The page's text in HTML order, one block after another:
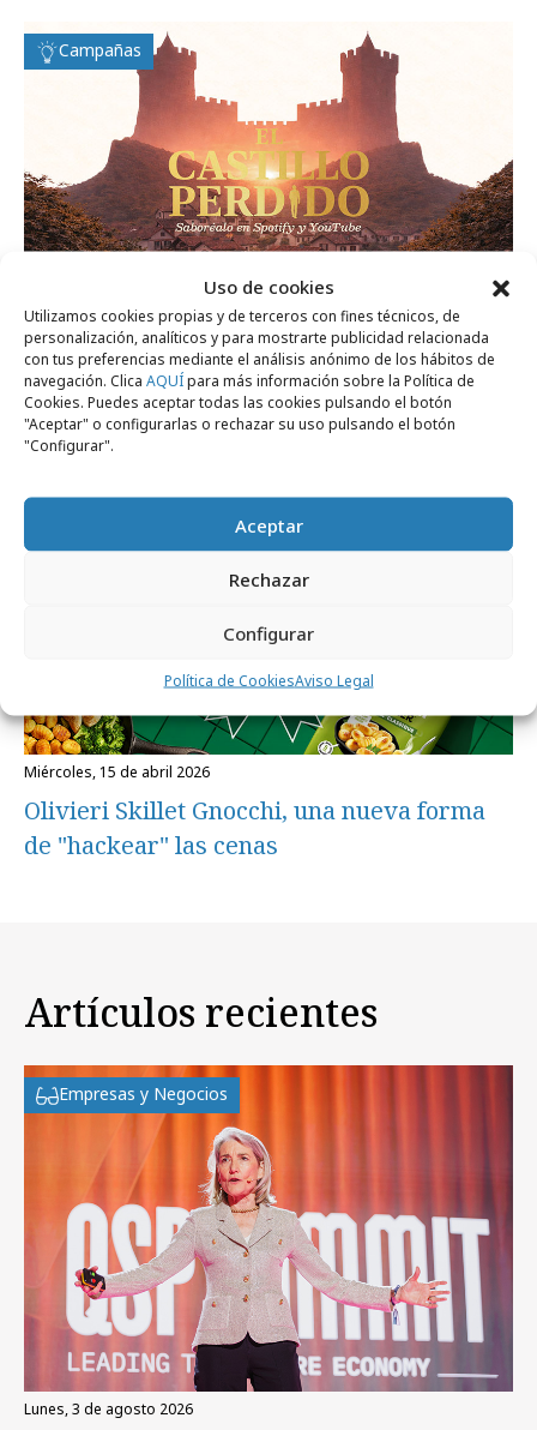
Uso de cookies
Utilizamos cookies propias y de terceros con fines técnicos, de
personalización, analíticos y para mostrarte publicidad relacionada
con tus preferencias mediante el análisis anónimo de los hábitos de
navegación. Clica AQUÍpara más información sobre la Política de
Cookies. Puedes aceptar todas las cookies pulsando el botón
"Aceptar" o configurarlas o rechazar su uso pulsando el botón
"Configurar".
Aceptar
Rechazar
Configurar
Política de CookiesAviso Legal
Campañas
domingo, 26 de abril 2026
"El Castillo Perdido", serie de ficción
sonora de Turismo de Navarra
Campañas
miércoles, 15 de abril 2026
Olivieri Skillet Gnocchi, una nueva forma
de "hackear" las cenas
Artículos recientes
Empresas y Negocios
lunes, 3 de agosto 2026